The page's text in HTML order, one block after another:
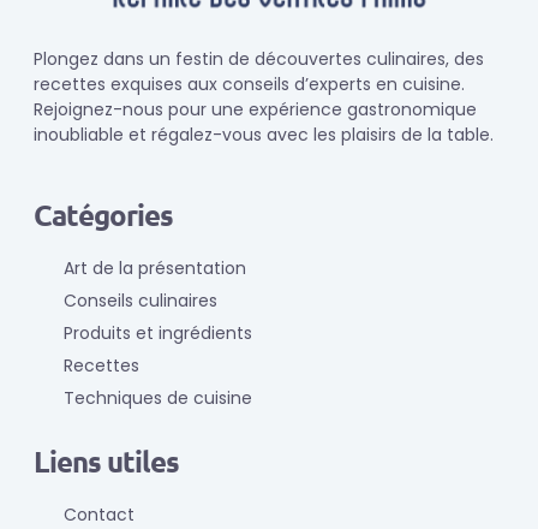
Plongez dans un festin de découvertes culinaires, des
recettes exquises aux conseils d’experts en cuisine.
Rejoignez-nous pour une expérience gastronomique
inoubliable et régalez-vous avec les plaisirs de la table.
Catégories
Art de la présentation
Conseils culinaires
Produits et ingrédients
Recettes
Techniques de cuisine
Liens utiles
Contact